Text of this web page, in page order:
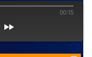
00:15